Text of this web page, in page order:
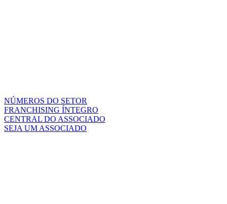
NÚMEROS DO SETOR
FRANCHISING ÍNTEGRO
CENTRAL DO ASSOCIADO
SEJA UM ASSOCIADO